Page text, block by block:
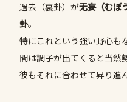
過去（裏卦）が无妄（むぼ
卦。
特にこれという強い野心も
間は調子が出てくると当然
彼もそれに合わせて昇り進